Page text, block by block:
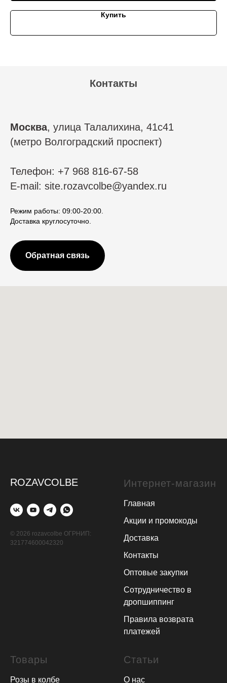
Купить
Контакты
Москва, улица Талалихина, 41с41
(метро Волгоградский проспект)
Телефон: +7 968 816-67-58
E-mail: site.rozavcolbe@yandex.ru
Режим работы: 09:00-20:00.
Доставка круглосуточно.
Обратная связь
ROZAVCOLBE
© 2026 rozavcolbe ОГРНИП:
321774600042320
Интернет-магазин
Главная
Акции и промокоды
Доставка
Контакты
Оптовые закупки
Сотрудничество в
дропшиппинг
Правила возврата
платежей
Товары
Розы в колбе
Статьи
О нас